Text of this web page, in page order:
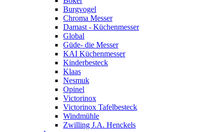
Burgvogel
Chroma Messer
Damast - Küchenmesser
Global
Güde- die Messer
KAI Küchenmesser
Kinderbesteck
Klaas
Nesmuk
Opinel
Victorinox
Victorinox Tafelbesteck
Windmühle
Zwilling J.A. Henckels